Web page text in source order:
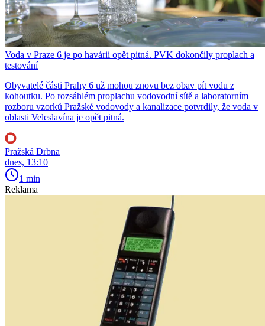
Voda v Praze 6 je po havárii opět pitná. PVK dokončily proplach a
testování
Obyvatelé části Prahy 6 už mohou znovu bez obav pít vodu z
kohoutku. Po rozsáhlém proplachu vodovodní sítě a laboratorním
rozboru vzorků Pražské vodovody a kanalizace potvrdily, že voda v
oblasti Veleslavína je opět pitná.
Pražská Drbna
dnes, 13:10
1 min
Reklama